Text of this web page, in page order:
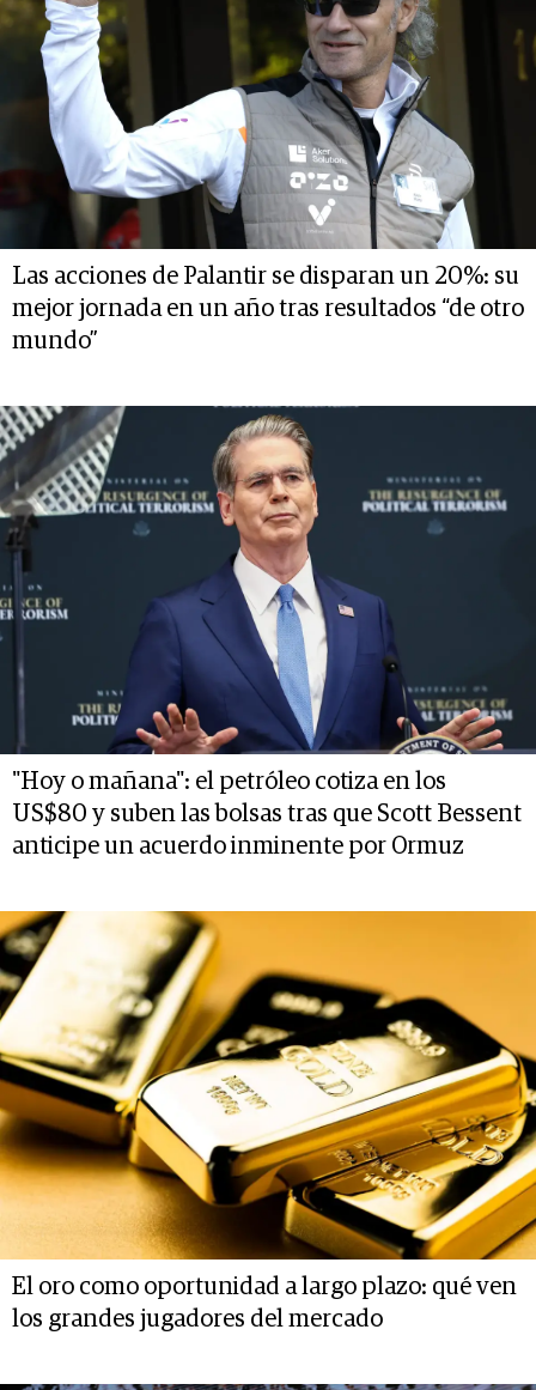
Las acciones de Palantir se disparan un 20%: su
mejor jornada en un año tras resultados “de otro
mundo”
"Hoy o mañana": el petróleo cotiza en los
US$80 y suben las bolsas tras que Scott Bessent
anticipe un acuerdo inminente por Ormuz
El oro como oportunidad a largo plazo: qué ven
los grandes jugadores del mercado